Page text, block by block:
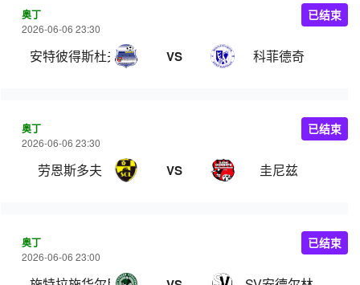
奥丁
2026-06-06 23:30
安特彼得斯杜夫 VS 科菲德奇
已结束
奥丁
2026-06-06 23:30
劳恩斯多夫 VS 圭尼兹
已结束
奥丁
2026-06-06 23:00
已结束